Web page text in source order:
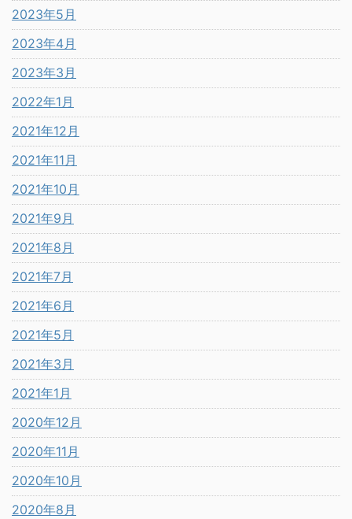
2023年5月
2023年4月
2023年3月
2022年1月
2021年12月
2021年11月
2021年10月
2021年9月
2021年8月
2021年7月
2021年6月
2021年5月
2021年3月
2021年1月
2020年12月
2020年11月
2020年10月
2020年8月